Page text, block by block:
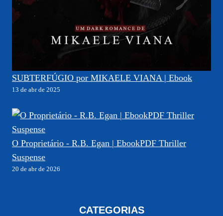
SUBTERFÚGIO por MIKAELE VIANA | Ebook
13 de abr de 2025
O Proprietário - R.B. Egan | EbookPDF Thriller
Suspense
20 de abr de 2026
CATEGORIAS